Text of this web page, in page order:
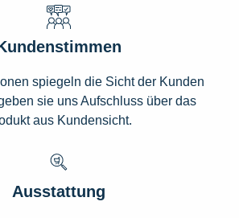
spiegeln die Sicht der Kunden
sie uns Aufschluss über das
aus Kundensicht.
Ausstattung